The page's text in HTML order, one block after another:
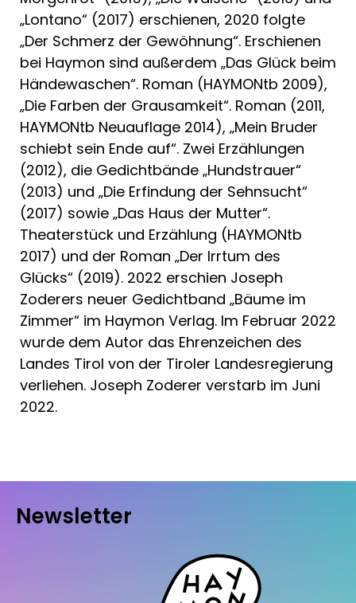
„Lontano“ (2017) erschienen, 2020 folgte
„Der Schmerz der Gewöhnung“. Erschienen
bei Haymon sind außerdem „Das Glück beim
Händewaschen“. Roman (HAYMONtb 2009),
„Die Farben der Grausamkeit“. Roman (2011,
HAYMONtb Neuauflage 2014), „Mein Bruder
schiebt sein Ende auf“. Zwei Erzählungen
(2012), die Gedichtbände „Hundstrauer“
(2013) und „Die Erfindung der Sehnsucht“
(2017) sowie „Das Haus der Mutter“.
Theaterstück und Erzählung (HAYMONtb
2017) und der Roman „Der Irrtum des
Glücks“ (2019). 2022 erschien Joseph
Zoderers neuer Gedichtband „Bäume im
Zimmer“ im Haymon Verlag. Im Februar 2022
wurde dem Autor das Ehrenzeichen des
Landes Tirol von der Tiroler Landesregierung
verliehen. Joseph Zoderer verstarb im Juni
2022.
Newsletter